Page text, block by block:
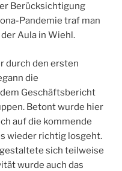
Berücksichtigung
Pandemie traf man
Aula in Wiehl.
durch den ersten
die
Geschäftsbericht
Betont wurde hier
auf die kommende
wieder richtig losgeht.
sich teilweise
wurde auch das